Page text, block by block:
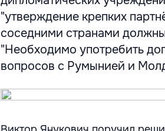
"утверждение крепких
соседними странами
"Необходимо употребить
вопросов с Румынией и